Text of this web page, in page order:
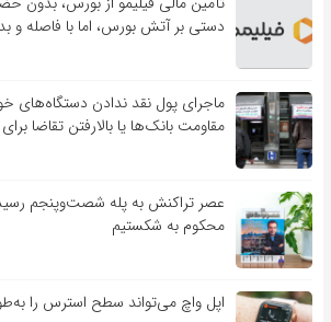
دستی بر آتش بورس، اما با فاصله و
ماجرای پول نقد ندادن دستگاه‌های
مقاومت بانک‌ها یا بالارفتن تقاضا
عصر تراکنش به پله شصت‌وپنجم
محکوم به شکستیم
اپل واچ می‌تواند سطح استرس را